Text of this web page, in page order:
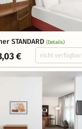
STANDARD (Details)
€ nicht verfügbar